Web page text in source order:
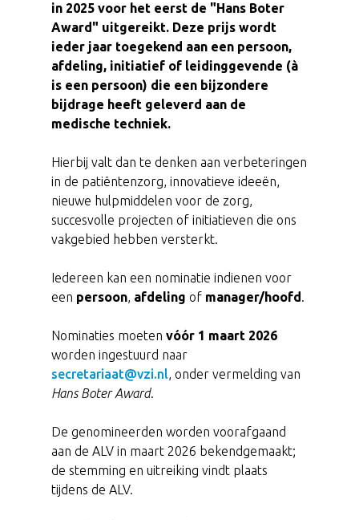
in 2025 voor het eerst de "Hans Boter
Award" uitgereikt. Deze prijs wordt
ieder jaar toegekend aan een persoon,
afdeling, initiatief of leidinggevende (à
is een persoon) die een bijzondere
bijdrage heeft geleverd aan de
medische techniek.
Hierbij valt dan te denken aan verbeteringen
in de patiëntenzorg, innovatieve ideeën,
nieuwe hulpmiddelen voor de zorg,
succesvolle projecten of initiatieven die ons
vakgebied hebben versterkt.
Iedereen kan een nominatie indienen voor
een persoon, afdeling of manager/hoofd .
Nominaties moeten vóór 1 maart 2026
worden ingestuurd naar
secretariaat@vzi.nl, onder vermelding van
Hans Boter Award.
De genomineerden worden voorafgaand
aan de ALV in maart 2026 bekendgemaakt;
de stemming en uitreiking vindt plaats
tijdens de ALV.